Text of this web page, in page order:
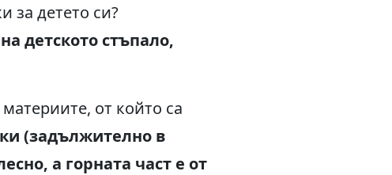
за детето си?
детското стъпало,
от който са
(задължително в
а горната част е от